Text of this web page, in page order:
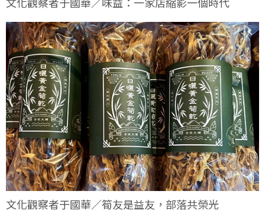
文化觀察者于國華／筍友是益友，部落共榮光